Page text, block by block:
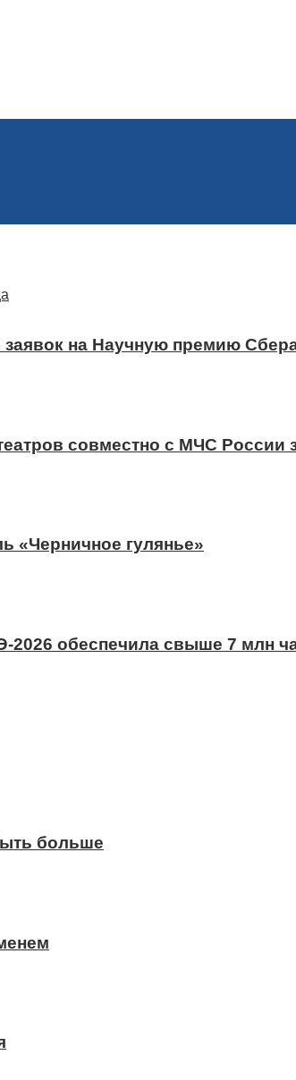
на Научную премию
совместно с МЧС России
«Черничное гулянье»
обеспечила свыше 7 млн
больше